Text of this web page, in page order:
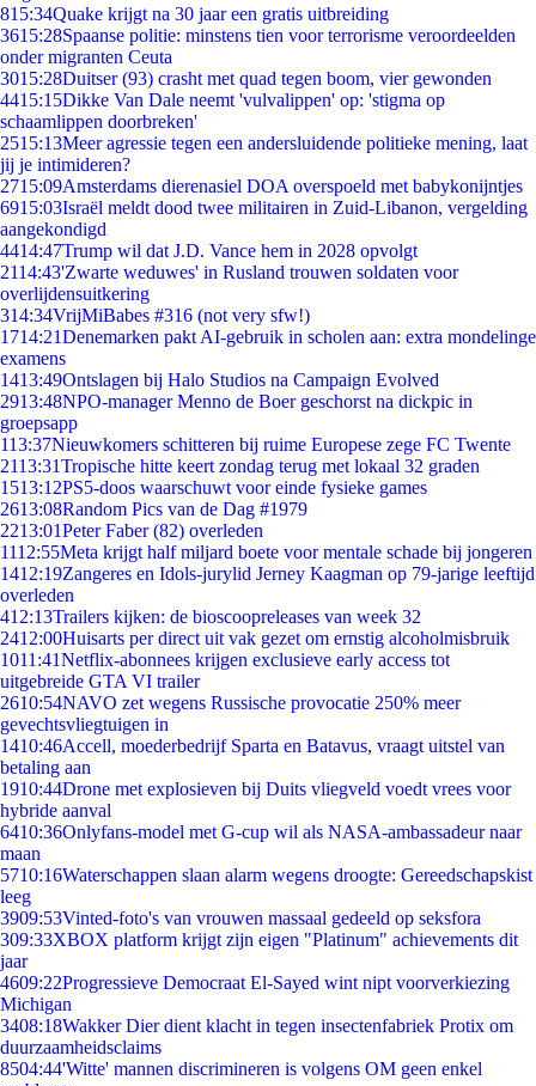
815:34Quake krijgt na 30 jaar een gratis uitbreiding
3615:28Spaanse politie: minstens tien voor terrorisme veroordeelden
onder migranten Ceuta
3015:28Duitser (93) crasht met quad tegen boom, vier gewonden
4415:15Dikke Van Dale neemt 'vulvalippen' op: 'stigma op
schaamlippen doorbreken'
2515:13Meer agressie tegen een andersluidende politieke mening, laat
jij je intimideren?
2715:09Amsterdams dierenasiel DOA overspoeld met babykonijntjes
6915:03Israël meldt dood twee militairen in Zuid-Libanon, vergelding
aangekondigd
4414:47Trump wil dat J.D. Vance hem in 2028 opvolgt
2114:43'Zwarte weduwes' in Rusland trouwen soldaten voor
overlijdensuitkering
314:34VrijMiBabes #316 (not very sfw!)
1714:21Denemarken pakt AI-gebruik in scholen aan: extra mondelinge
examens
1413:49Ontslagen bij Halo Studios na Campaign Evolved
2913:48NPO-manager Menno de Boer geschorst na dickpic in
groepsapp
113:37Nieuwkomers schitteren bij ruime Europese zege FC Twente
2113:31Tropische hitte keert zondag terug met lokaal 32 graden
1513:12PS5-doos waarschuwt voor einde fysieke games
2613:08Random Pics van de Dag #1979
2213:01Peter Faber (82) overleden
1112:55Meta krijgt half miljard boete voor mentale schade bij jongeren
1412:19Zangeres en Idols-jurylid Jerney Kaagman op 79-jarige leeftijd
overleden
412:13Trailers kijken: de bioscoopreleases van week 32
2412:00Huisarts per direct uit vak gezet om ernstig alcoholmisbruik
1011:41Netflix-abonnees krijgen exclusieve early access tot
uitgebreide GTA VI trailer
2610:54NAVO zet wegens Russische provocatie 250% meer
gevechtsvliegtuigen in
1410:46Accell, moederbedrijf Sparta en Batavus, vraagt uitstel van
betaling aan
1910:44Drone met explosieven bij Duits vliegveld voedt vrees voor
hybride aanval
6410:36Onlyfans-model met G-cup wil als NASA-ambassadeur naar
maan
5710:16Waterschappen slaan alarm wegens droogte: Gereedschapskist
leeg
3909:53Vinted-foto's van vrouwen massaal gedeeld op seksfora
309:33XBOX platform krijgt zijn eigen "Platinum" achievements dit
jaar
4609:22Progressieve Democraat El-Sayed wint nipt voorverkiezing
Michigan
3408:18Wakker Dier dient klacht in tegen insectenfabriek Protix om
duurzaamheidsclaims
8504:44'Witte' mannen discrimineren is volgens OM geen enkel